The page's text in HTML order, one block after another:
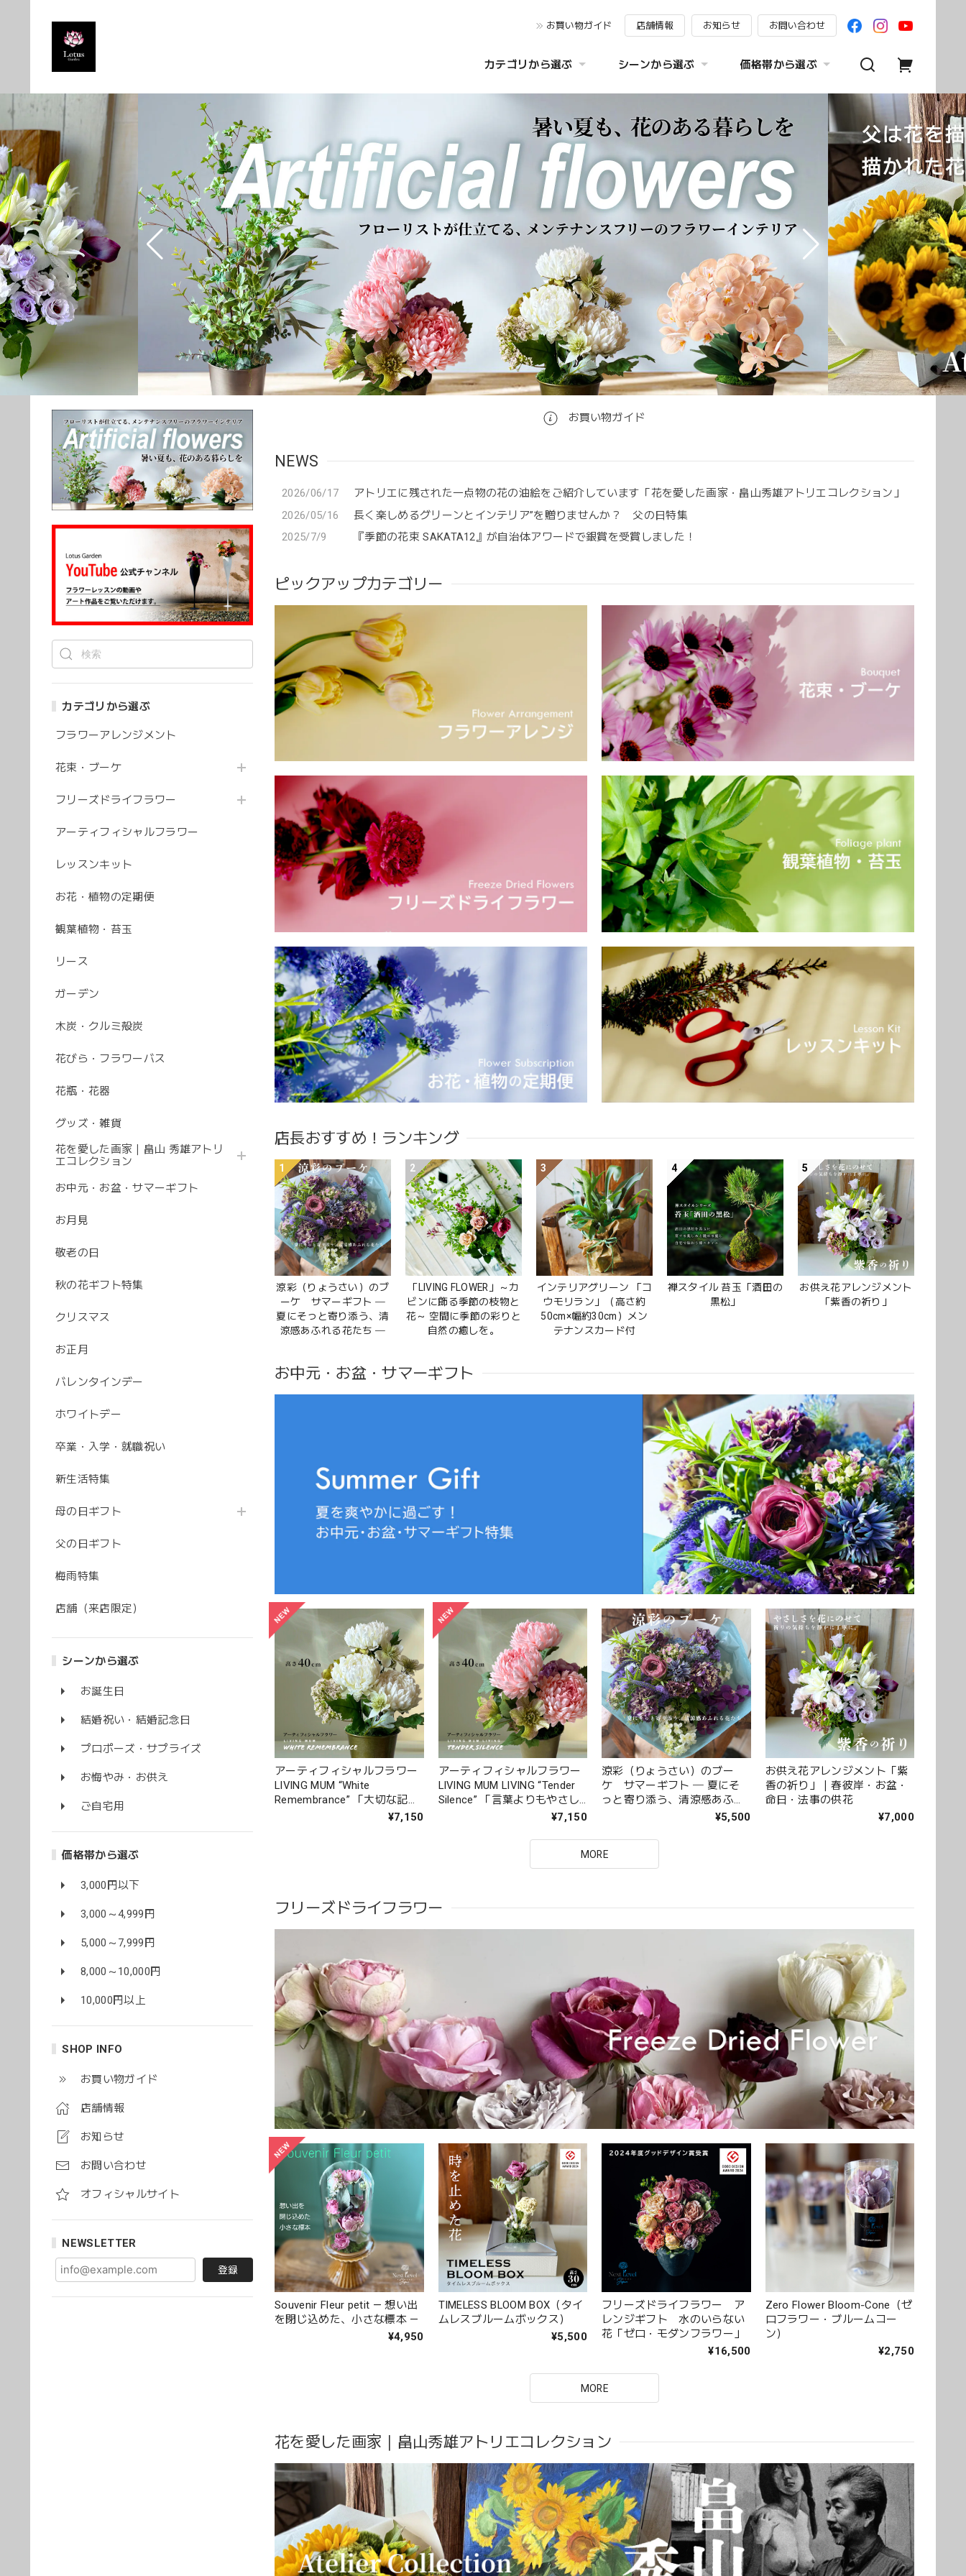
お買い物ガイド 店舗情報 お知らせ お問い合わせ
カテゴリから選ぶ シーンから選ぶ 価格帯から選ぶ
カテゴリから選ぶ
フラワーアレンジメント
花束・ブーケ
フリーズドライフラワー
アーティフィシャルフラワー
レッスンキット
お花・植物の定期便
観葉植物・苔玉
リース
ガーデン
木炭・クルミ殻炭
花びら・フラワーバス
花瓶・花器
グッズ・雑貨
花を愛した画家｜畠山 秀雄アトリ
エコレクション
お中元・お盆・サマーギフト
お月見
敬老の日
秋の花ギフト特集
クリスマス
お正月
バレンタインデー
ホワイトデー
卒業・入学・就職祝い
新生活特集
母の日ギフト
父の日ギフト
梅雨特集
店舗（来店限定）
シーンから選ぶ
お誕生日
結婚祝い・結婚記念日
プロポーズ・サプライズ
お悔やみ・お供え
ご自宅用
価格帯から選ぶ
3,000円以下
3,000～4,999円
5,000～7,999円
8,000～10,000円
10,000円以上
SHOP INFO
お買い物ガイド
店舗情報
お知らせ
お問い合わせ
オフィシャルサイト
NEWSLETTER
登録
お買い物ガイド
NEWS
2026/06/17
アトリエに残された一点物の花の油絵をご紹介しています「花を愛した画家・畠山秀雄アトリエコレクション」
2026/05/16
長く楽しめるグリーンとインテリア”を贈りませんか？ 父の日特集
2025/7/9
『季節の花束 SAKATA12』が自治体アワードで銀賞を受賞しました！
店長おすすめ！ランキング
1
涼彩（りょうさい）のブ
ーケ サマーギフト ─
夏にそっと寄り添う、清
涼感あふれる花たち ─
2
「LIVING FLOWER」～カ
ビンに飾る季節の枝物と
花～ 空間に季節の彩りと
自然の癒しを。
3
インテリアグリーン 「コ
ウモリラン」（高さ約
50cm×幅約30cm）メン
テナンスカード付
4
禅スタイル 苔玉「酒田の
黒松」
5
お供え花アレンジメント
「紫香の祈り」
ピックアップカテゴリー
お中元・お盆・サマーギフト
アーティフィシャルフラワー
LIVING MUM “White
Remembrance” 「大切な記憶
と共に寄り添う花」お悔やみ
¥7,150
アーティフィシャルフラワー
LIVING MUM LIVING “Tender
Silence” 「言葉よりもやさし
く」お悔やみやお供えに¥7,150
涼彩（りょうさい）のブー
ケ サマーギフト ─ 夏にそ
っと寄り添う、清涼感あふれ
¥5,500
お供え花アレンジメント「紫
香の祈り」｜春彼岸・お盆・
命日・法事の供花
¥7,000
MORE
フリーズドライフラワー
Souvenir Fleur petit — 想い出
を閉じ込めた、小さな標本 —
¥4,950
TIMELESS BLOOM BOX（タイ
ムレスブルームボックス）
¥5,500
フリーズドライフラワー ア
レンジギフト 水のいらない
花「ゼロ・モダンフラワー」
¥16,500
Zero Flower Bloom‑Cone（ゼ
ロフラワー・ブルームコー
ン）
¥2,750
MORE
花を愛した画家｜畠山秀雄アトリエコレクション